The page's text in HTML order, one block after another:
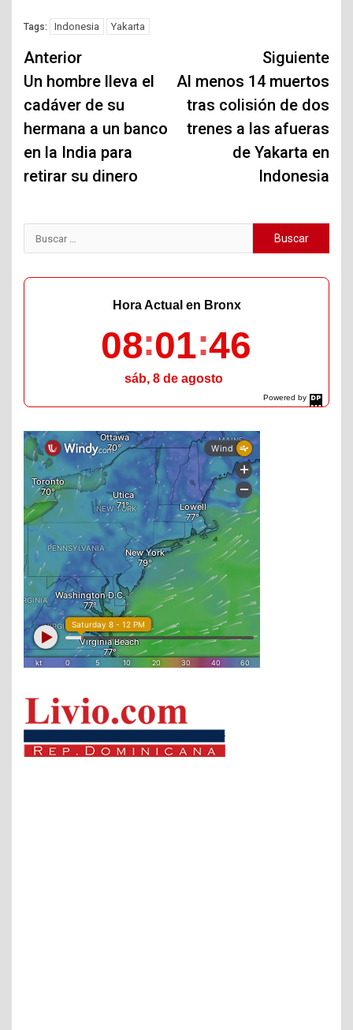
Tags: Indonesia Yakarta
Navegación
de
entradas
Anterior
Un hombre lleva el
cadáver de su
hermana a un banco
en la India para
retirar su dinero
Siguiente
Al menos 14 muertos
tras colisión de dos
trenes a las afueras
de Yakarta en
Indonesia
Buscar:
Powered by
DaysPedia.com
Hora Actual en Bronx
08 01 47
sáb, 8 de agosto